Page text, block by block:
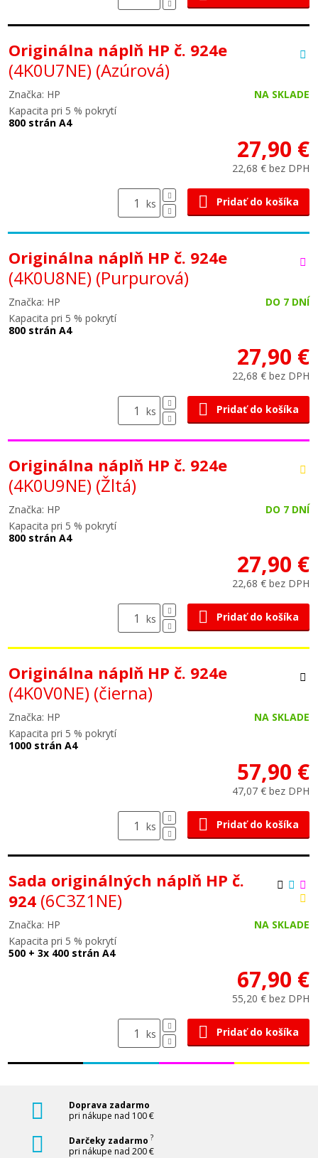
Originálna náplň HP č. 924e
(4K0U7NE) (Azúrová)
Značka: HP
NA SKLADE
Kapacita pri 5 % pokrytí
800 strán A4
27,90 €
22,68 € bez DPH
ks Pridať do košíka
Originálna náplň HP č. 924e
(4K0U8NE) (Purpurová)
Značka: HP
DO 7 DNÍ
Kapacita pri 5 % pokrytí
800 strán A4
27,90 €
22,68 € bez DPH
ks Pridať do košíka
Originálna náplň HP č. 924e
(4K0U9NE) (Žltá)
Značka: HP
DO 7 DNÍ
Kapacita pri 5 % pokrytí
800 strán A4
27,90 €
22,68 € bez DPH
ks Pridať do košíka
Originálna náplň HP č. 924e
(4K0V0NE) (čierna)
Značka: HP
NA SKLADE
Kapacita pri 5 % pokrytí
1000 strán A4
57,90 €
47,07 € bez DPH
ks Pridať do košíka
Sada originálných náplň HP č.
924 (6C3Z1NE)
Značka: HP
NA SKLADE
Kapacita pri 5 % pokrytí
500 + 3x 400 strán A4
67,90 €
55,20 € bez DPH
ks Pridať do košíka
Doprava zadarmo
pri nákupe nad 100 €
Darčeky zadarmo ?
pri nákupe nad 200 €